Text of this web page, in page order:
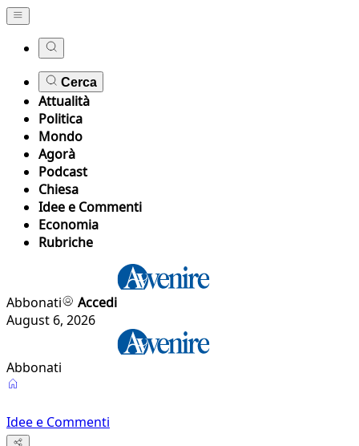
Cerca
Attualità
Politica
Mondo
Agorà
Podcast
Chiesa
Idee e Commenti
Economia
Rubriche
Abbonati
Accedi
August 6, 2026
Abbonati
Idee e Commenti